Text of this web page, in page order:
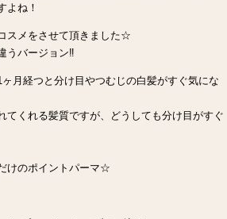
よね！
スメをさせて頂きました☆
うバージョン‼︎
月経つと分け目やつむじの白髪がすぐ気にな
てくれる髪質ですが、どうしても分け目がすぐ
けのポイントパーマ☆